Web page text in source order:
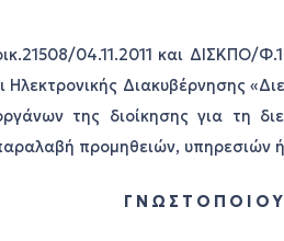
04.11.2011 και ΔΙΣΚΠΟ/
Ηλεκτρονικής Διακυβέρνησης
της διοίκησης για τη
προμηθειών, υπηρεσιών
Γ Ν Ω Σ Τ Ο Π Ο Ι Ο